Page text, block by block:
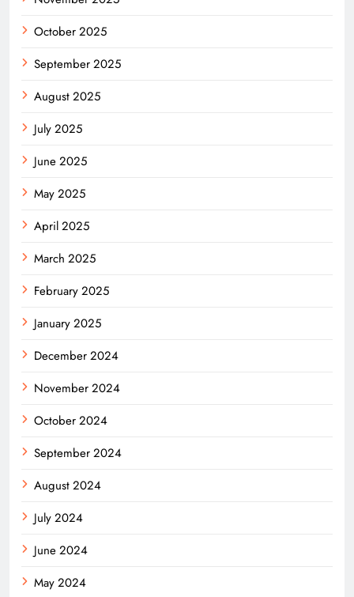
October 2025
September 2025
August 2025
July 2025
June 2025
May 2025
April 2025
March 2025
February 2025
January 2025
December 2024
November 2024
October 2024
September 2024
August 2024
July 2024
June 2024
May 2024